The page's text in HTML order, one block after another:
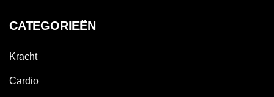
CATEGORIEËN
Kracht
Cardio